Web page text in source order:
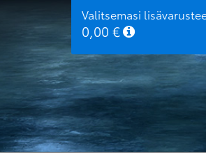
Valitsemasi
0,00 €